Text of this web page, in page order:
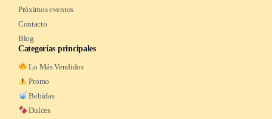
Próximos eventos
Contacto
Blog
Categorías principales
Lo Más Vendidos
Promo
Bebidas
Dulces